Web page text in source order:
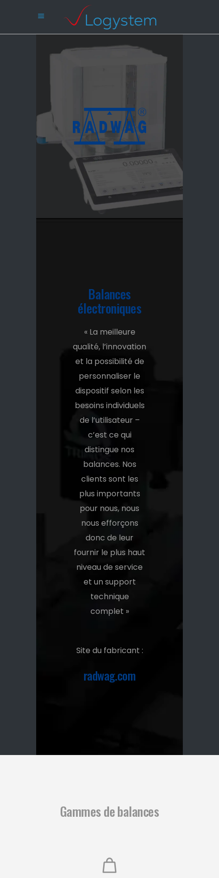
Balances
électroniques
« La meilleure
qualité, l’innovation
et la possibilité de
personnaliser le
dispositif selon les
besoins individuels
de l’utilisateur –
c’est ce qui
distingue nos
balances. Nos
clients sont les
plus importants
pour nous, nous
nous efforçons
donc de leur
fournir le plus haut
niveau de service
et un support
technique
complet »
Site du fabricant :
radwag.com
Gammes de balances